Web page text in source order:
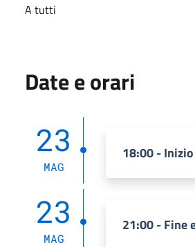
A tutti
Date e orari
23
MAG
18:00 -
23
MAG
21:00 - Fine